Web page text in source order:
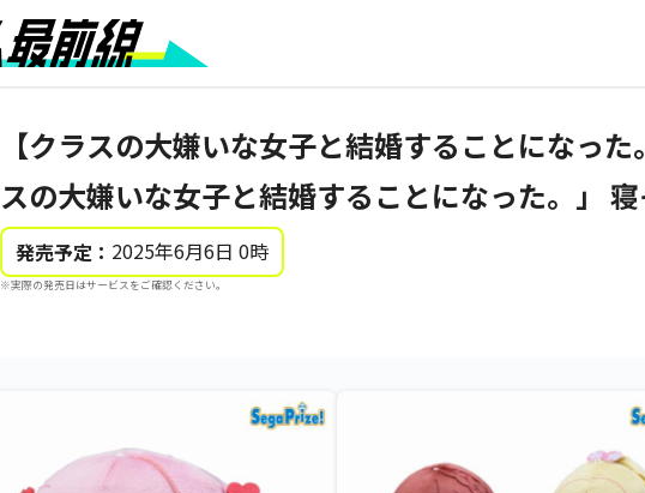
【クラスの大嫌いな女子と結婚することになっ
スの大嫌いな女子と結婚することになった。」
発売予定： 2025年6月6日 0時
※実際の発売日はサービスをご確認ください。